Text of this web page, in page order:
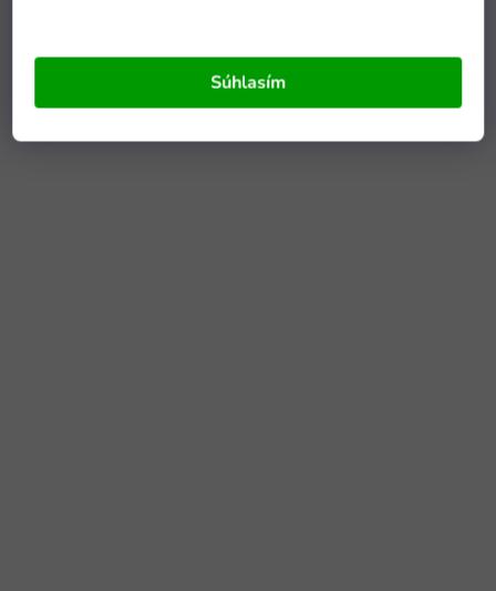
Súhlasím